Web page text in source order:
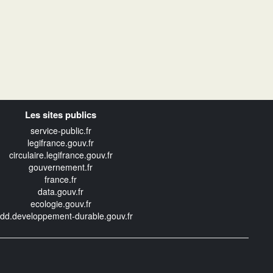
Les sites publics
service-public.fr
legifrance.gouv.fr
circulaire.legifrance.gouv.fr
gouvernement.fr
france.fr
data.gouv.fr
ecologie.gouv.fr
durable.gouv.fr